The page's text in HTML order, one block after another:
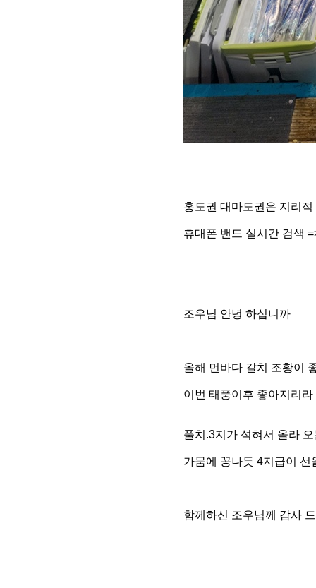
홍도권 대마도권은 지리
휴대폰 밴드 실시간 검색
조우님 안녕 하십니까
올해 먼바다 갈치 조황이
이번 태풍이후 좋아지리
풀치.3지가 석혀서 올라
가뭄에 꽁나듯 4지급이
함께하신 조우님께 감사